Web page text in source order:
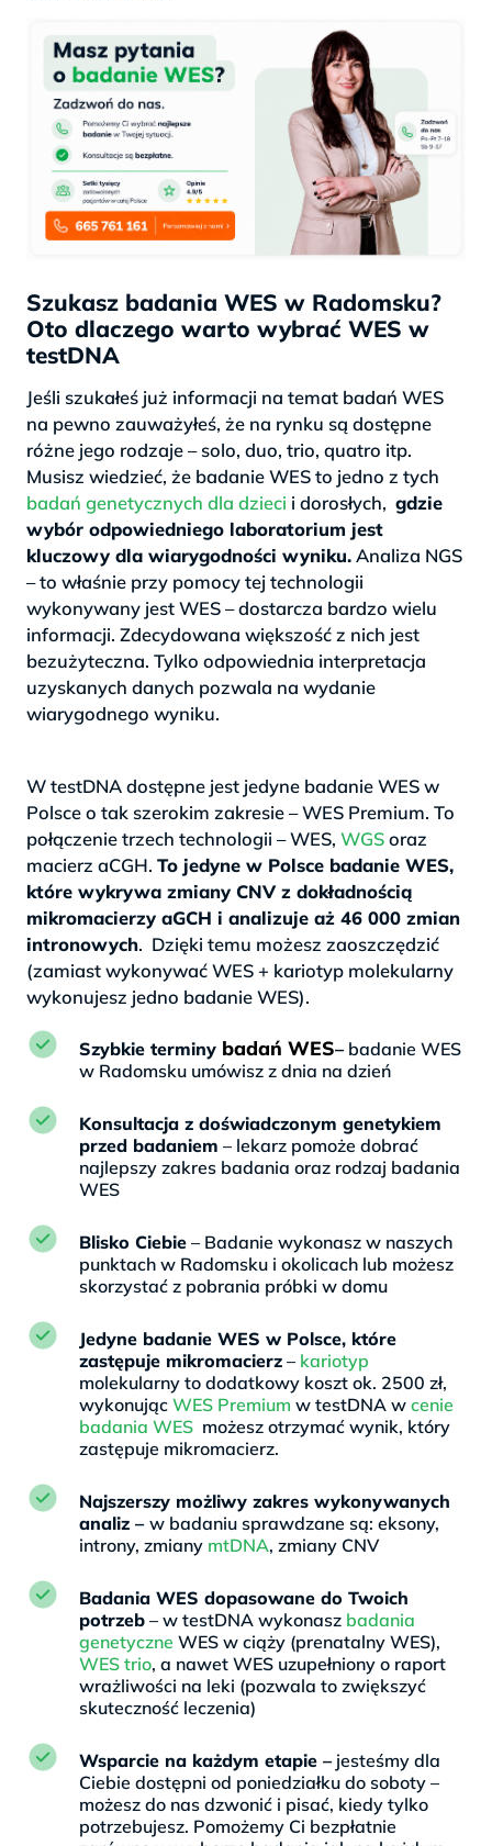
Szukasz badania WES w Radomsku?
Oto dlaczego warto wybrać WES w
testDNA
Jeśli szukałeś już informacji na temat badań WES
na pewno zauważyłeś, że na rynku są dostępne
różne jego rodzaje – solo, duo, trio, quatro itp.
Musisz wiedzieć, że badanie WES to jedno z tych
badań genetycznych dla dzieci i dorosłych, gdzie
wybór odpowiedniego laboratorium jest
kluczowy dla wiarygodności wyniku.Analiza NGS
– to właśnie przy pomocy tej technologii
wykonywany jest WES – dostarcza bardzo wielu
informacji. Zdecydowana większość z nich jest
bezużyteczna. Tylko odpowiednia interpretacja
uzyskanych danych pozwala na wydanie
wiarygodnego wyniku.
W testDNA dostępne jest jedyne badanie WES w
Polsce o tak szerokim zakresie – WES Premium. To
połączenie trzech technologii – WES, WGSoraz
macierz aCGH. To jedyne w Polsce badanie WES,
które wykrywa zmiany CNV z dokładnością
mikromacierzy aGCH i analizuje aż 46 000 zmian
intronowych. Dzięki temu możesz zaoszczędzić
(zamiast wykonywać WES + kariotyp molekularny
wykonujesz jedno badanie WES).
Szybkie terminy badań WES– badanie WES
w Radomsku umówisz z dnia na dzień
Konsultacja z doświadczonym genetykiem
przed badaniem – lekarz pomoże dobrać
najlepszy zakres badania oraz rodzaj badania
WES
Blisko Ciebie – Badanie wykonasz w naszych
punktach w Radomsku i okolicach lub możesz
skorzystać z pobrania próbki w domu
Jedyne badanie WES w Polsce, które
zastępuje mikromacierz – kariotyp
molekularny to dodatkowy koszt ok. 2500 zł,
wykonując WES Premium w testDNA w cenie
badania WES możesz otrzymać wynik, który
zastępuje mikromacierz.
Najszerszy możliwy zakres wykonywanych
analiz – w badaniu sprawdzane są: eksony,
introny, zmiany mtDNA, zmiany CNV
Badania WES dopasowane do Twoich
potrzeb – w testDNA wykonasz badania
genetyczne WES w ciąży (prenatalny WES),
WES trio, a nawet WES uzupełniony o raport
wrażliwości na leki (pozwala to zwiększyć
skuteczność leczenia)
Wsparcie na każdym etapie – jesteśmy dla
Ciebie dostępni od poniedziałku do soboty –
możesz do nas dzwonić i pisać, kiedy tylko
potrzebujesz. Pomożemy Ci bezpłatnie